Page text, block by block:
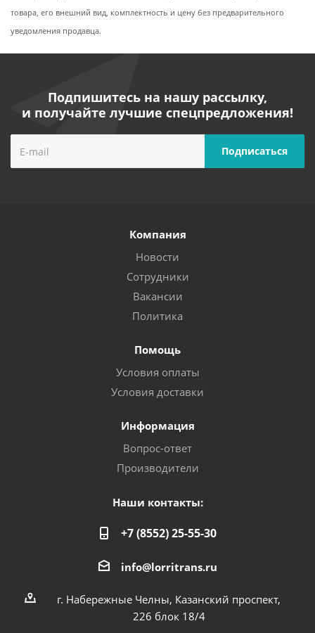
товара, его внешний вид, комплектность и цену без предварительного
уведомления продавца.
Подпишитесь на нашу рассылку,
и получайте лучшие спецпредложения!
Компания
Новости
Сотрудники
Вакансии
Политика
Помощь
Условия оплаты
Условия доставки
Информация
Вопрос-ответ
Производители
Наши контакты:
+7 (8552) 25-55-30
info@lorritrans.ru
г. Набережные Челны, Казанский проспект,
226 блок 18/4